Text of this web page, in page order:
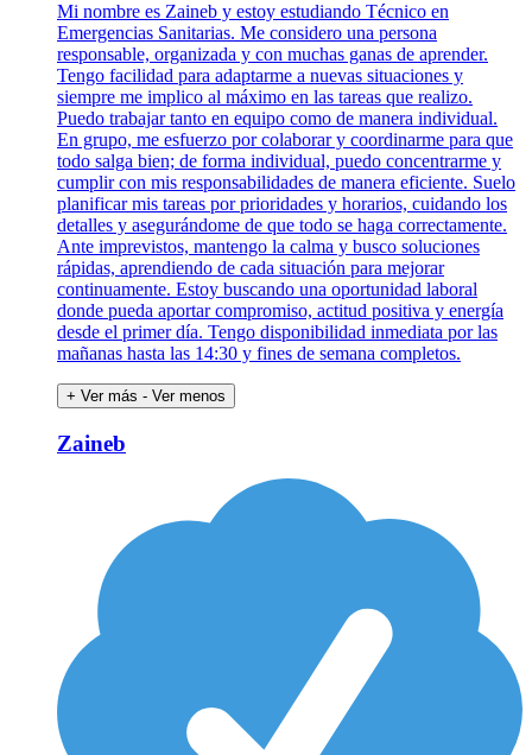
Mi nombre es Zaineb y estoy estudiando Técnico en
Emergencias Sanitarias. Me considero una persona
responsable, organizada y con muchas ganas de aprender.
Tengo facilidad para adaptarme a nuevas situaciones y
siempre me implico al máximo en las tareas que realizo.
Puedo trabajar tanto en equipo como de manera individual.
En grupo, me esfuerzo por colaborar y coordinarme para que
todo salga bien; de forma individual, puedo concentrarme y
cumplir con mis responsabilidades de manera eficiente. Suelo
planificar mis tareas por prioridades y horarios, cuidando los
detalles y asegurándome de que todo se haga correctamente.
Ante imprevistos, mantengo la calma y busco soluciones
rápidas, aprendiendo de cada situación para mejorar
continuamente. Estoy buscando una oportunidad laboral
donde pueda aportar compromiso, actitud positiva y energía
desde el primer día. Tengo disponibilidad inmediata por las
mañanas hasta las 14:30 y fines de semana completos.
+ Ver más - Ver menos
Zaineb